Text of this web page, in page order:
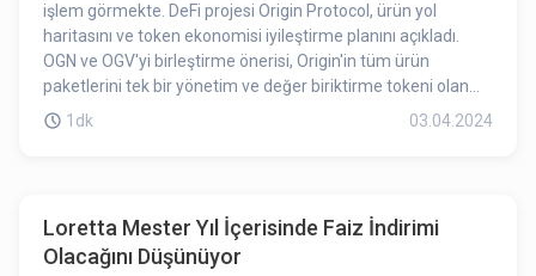
işlem görmekte. DeFi projesi Origin Protocol, ürün yol
haritasını ve token ekonomisi iyileştirme planını açıkladı.
OGN ve OGV'yi birleştirme önerisi, Origin'in tüm ürün
paketlerini tek bir yönetim ve değer biriktirme tokeni olan
OGN ile entegre etmeyi amaçlıyor. Origin kasası,
ilgili varlıklarını OGN ve oylama için emanetçi OGN'ye
dönüştürmek için bir yılı olacaktır. Oylama son tarihi 10 Nisan
1dk 03.04.2024
Loretta Mester Yıl İçerisinde Faiz İndirimi
Olacağını Düşünüyor